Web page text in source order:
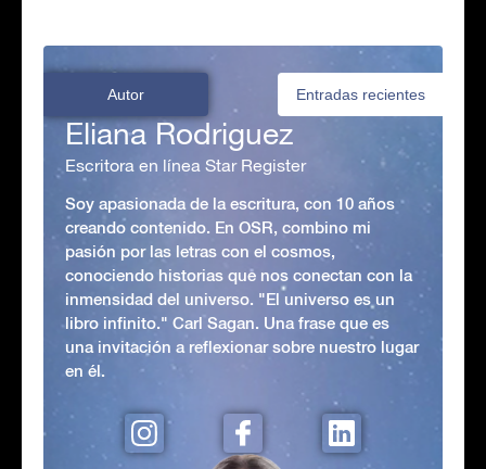
Autor Entradas recientes
Eliana Rodriguez
Escritora en línea Star Register
Soy apasionada de la escritura, con 10 años
creando contenido. En OSR, combino mi
pasión por las letras con el cosmos,
conociendo historias que nos conectan con la
inmensidad del universo. "El universo es un
libro infinito." Carl Sagan. Una frase que es
una invitación a reflexionar sobre nuestro lugar
en él.